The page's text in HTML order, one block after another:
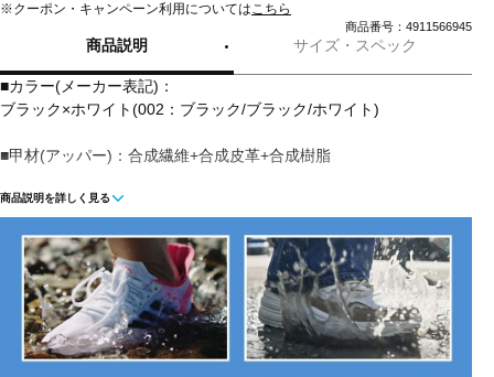
※クーポン・キャンペーン利用についてはこちら
商品番号：4911566945
商品説明 サイズ・スペック
■カラー(メーカー表記)：
ブラック×ホワイト(002：ブラック/ブラック/ホワイト)
■甲材(アッパー)：合成繊維+合成皮革+合成樹脂
■底材(ソール)：合成底
■生産国：インドネシア
■2025 Fall モデル
※ブランドやシリーズによっては甲高や幅等小さめに作られている
ことがあります。あくまで目安としてご判断ください。
商品説明を詳しく見る